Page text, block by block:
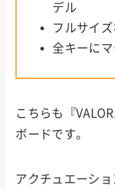
デル
フルサイ
全キーに
こちらも『
ボードです。
アクチュエーシ